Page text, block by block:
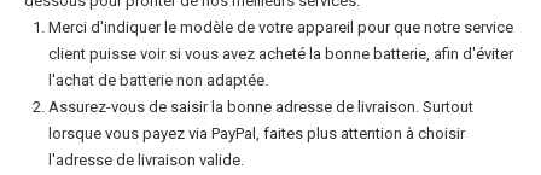
Merci d'indiquer le modèle de votre appareil pour que notre service
client puisse voir si vous avez acheté la bonne batterie, afin d'éviter
l'achat de batterie non adaptée.
Assurez-vous de saisir la bonne adresse de livraison. Surtout
lorsque vous payez via PayPal, faites plus attention à choisir
l'adresse de livraison valide.